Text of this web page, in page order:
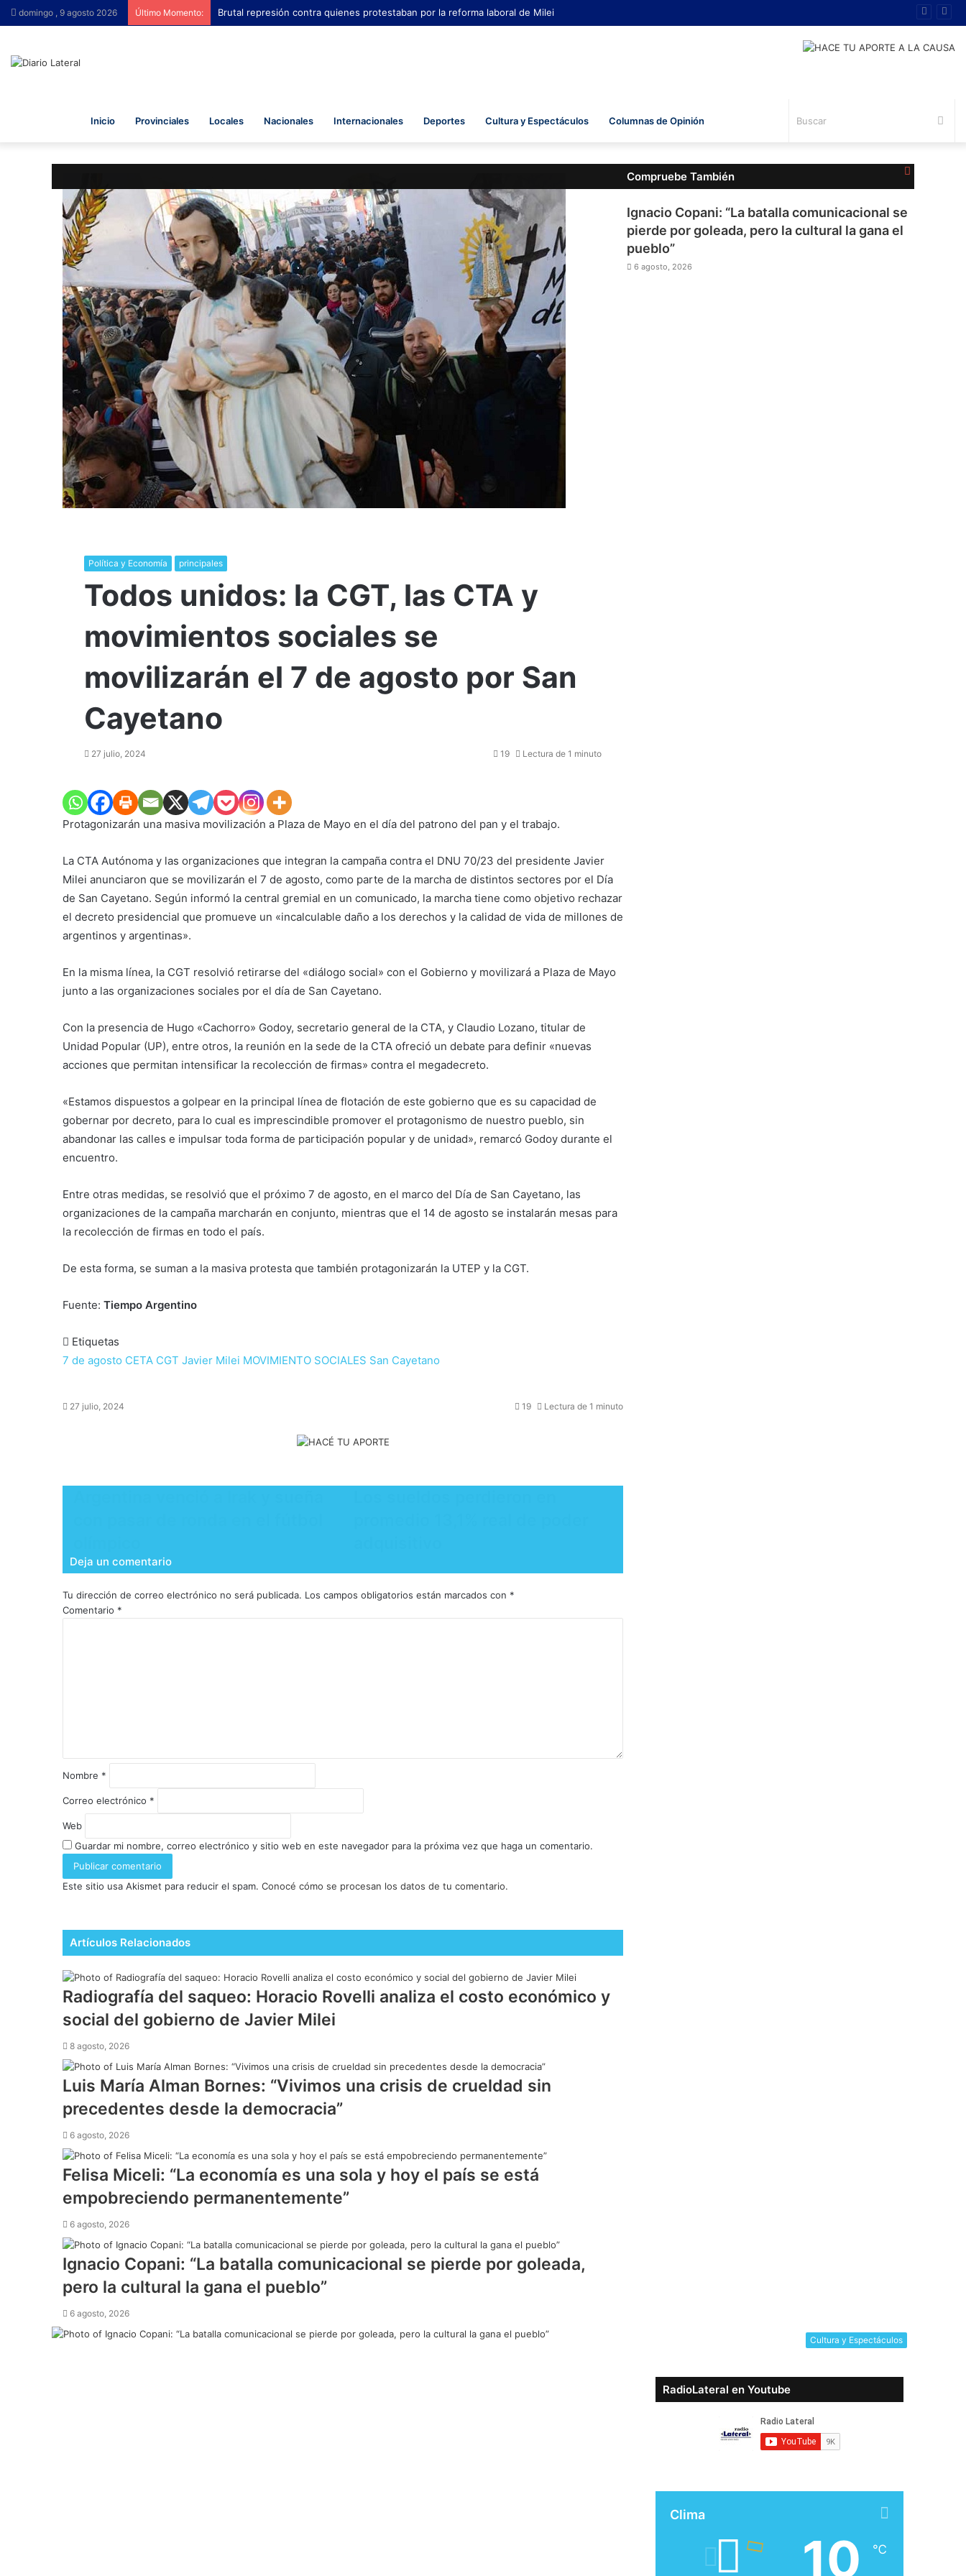
domingo , 9 agosto 2026 Último Momento: Brutal represión contra quienes protestaban por la reforma laboral de Milei
Inicio Provinciales Locales Nacionales Internacionales Deportes Cultura y Espectáculos Columnas de Opinión
Política y Economía principales
Todos unidos: la CGT, las CTA y
movimientos sociales se
movilizarán el 7 de agosto por San
Cayetano
27 julio, 2024 19 Lectura de 1 minuto
Protagonizarán una masiva movilización a Plaza de Mayo en el día del patrono del pan y el trabajo.
La CTA Autónoma y las organizaciones que integran la campaña contra el DNU 70/23 del presidente Javier
Milei anunciaron que se movilizarán el 7 de agosto, como parte de la marcha de distintos sectores por el Día
de San Cayetano. Según informó la central gremial en un comunicado, la marcha tiene como objetivo rechazar
el decreto presidencial que promueve un «incalculable daño a los derechos y la calidad de vida de millones de
argentinos y argentinas».
En la misma línea, la CGT resolvió retirarse del «diálogo social» con el Gobierno y movilizará a Plaza de Mayo
junto a las organizaciones sociales por el día de San Cayetano.
Con la presencia de Hugo «Cachorro» Godoy, secretario general de la CTA, y Claudio Lozano, titular de
Unidad Popular (UP), entre otros, la reunión en la sede de la CTA ofreció un debate para definir «nuevas
acciones que permitan intensificar la recolección de firmas» contra el megadecreto.
«Estamos dispuestos a golpear en la principal línea de flotación de este gobierno que es su capacidad de
gobernar por decreto, para lo cual es imprescindible promover el protagonismo de nuestro pueblo, sin
abandonar las calles e impulsar toda forma de participación popular y de unidad», remarcó Godoy durante el
encuentro.
Entre otras medidas, se resolvió que el próximo 7 de agosto, en el marco del Día de San Cayetano, las
organizaciones de la campaña marcharán en conjunto, mientras que el 14 de agosto se instalarán mesas para
la recolección de firmas en todo el país.
De esta forma, se suman a la masiva protesta que también protagonizarán la UTEP y la CGT.
Fuente: Tiempo Argentino
Etiquetas
7 de agosto CETA CGT Javier Milei MOVIMIENTO SOCIALES San Cayetano
27 julio, 2024 19 Lectura de 1 minuto
Deja un comentario
Tu dirección de correo electrónico no será publicada. Los campos obligatorios están marcados con *
Comentario *
Nombre *
Correo electrónico *
Web
Guardar mi nombre, correo electrónico y sitio web en este navegador para la próxima vez que haga un comentario.
Este sitio usa Akismet para reducir el spam. Conocé cómo se procesan los datos de tu comentario.
Artículos Relacionados
Radiografía del saqueo: Horacio Rovelli analiza el costo económico y
social del gobierno de Javier Milei
8 agosto, 2026
Luis María Alman Bornes: “Vivimos una crisis de crueldad sin
precedentes desde la democracia”
6 agosto, 2026
Felisa Miceli: “La economía es una sola y hoy el país se está
empobreciendo permanentemente”
6 agosto, 2026
Ignacio Copani: “La batalla comunicacional se pierde por goleada,
pero la cultural la gana el pueblo”
6 agosto, 2026
Compruebe También Cerrar
Cultura y Espectáculos
Ignacio Copani: “La batalla comunicacional se
pierde por goleada, pero la cultural la gana el
pueblo”
6 agosto, 2026
RadioLateral en Youtube
Clima
10 ℃